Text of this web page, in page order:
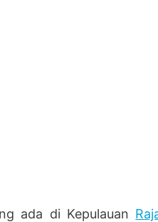
ada di Kepulauan